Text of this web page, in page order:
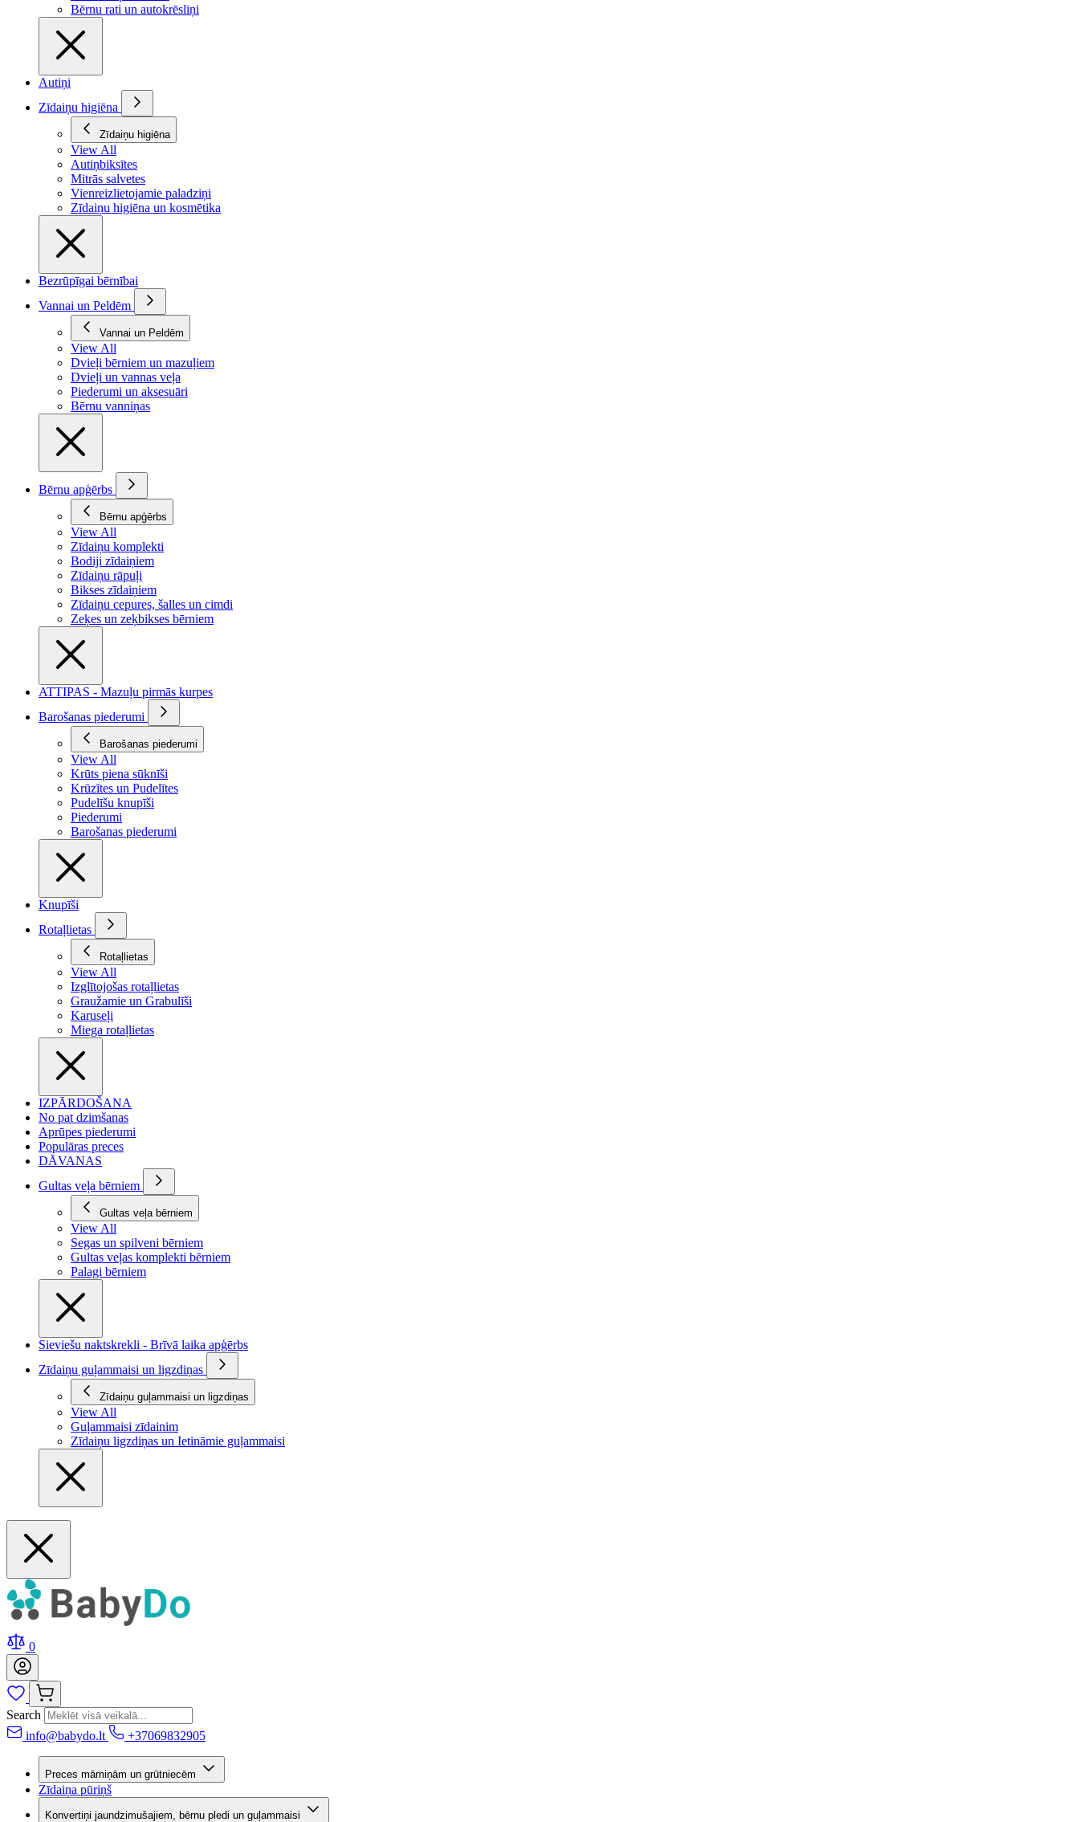
Bērnu rati un autokrēsliņi
Autiņi
Zīdaiņu higiēna
Zīdaiņu higiēna
View All
Autiņbiksītes
Mitrās salvetes
Vienreizlietojamie paladziņi
Zīdaiņu higiēna un kosmētika
Bezrūpīgai bērnībai
Vannai un Peldēm
Vannai un Peldēm
View All
Dvieļi bērniem un mazuļiem
Dvieļi un vannas veļa
Piederumi un aksesuāri
Bērnu vanniņas
Bērnu apģērbs
Bērnu apģērbs
View All
Zīdaiņu komplekti
Bodiji zīdaiņiem
Zīdaiņu rāpuļi
Bikses zīdaiņiem
Zīdaiņu cepures, šalles un cimdi
Zeķes un zeķbikses bērniem
ATTIPAS - Mazuļu pirmās kurpes
Barošanas piederumi
Barošanas piederumi
View All
Krūts piena sūknīši
Krūzītes un Pudelītes
Pudelīšu knupīši
Piederumi
Barošanas piederumi
Knupīši
Rotaļlietas
Rotaļlietas
View All
Izglītojošas rotaļlietas
Graužamie un Grabulīši
Karuseļi
Miega rotaļlietas
IZPĀRDOŠANA
No pat dzimšanas
Aprūpes piederumi
Populāras preces
DĀVANAS
Gultas veļa bērniem
Gultas veļa bērniem
View All
Segas un spilveni bērniem
Gultas veļas komplekti bērniem
Palagi bērniem
Sieviešu naktskrekli - Brīvā laika apģērbs
Zīdaiņu guļammaisi un ligzdiņas
Zīdaiņu guļammaisi un ligzdiņas
View All
Guļammaisi zīdainim
Zīdaiņu ligzdiņas un Ietināmie guļammaisi
0
Search
info@babydo.lt
+37069832905
Preces māmiņām un grūtniecēm
Zīdaiņa pūriņš
Konvertiņi jaundzimušajiem, bērnu pledi un guļammaisi